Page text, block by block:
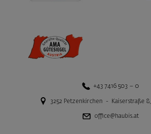
+43 7416 503 – 0
3252 Petzenkirchen - Kaiserstraße 8,
office@haubis.at